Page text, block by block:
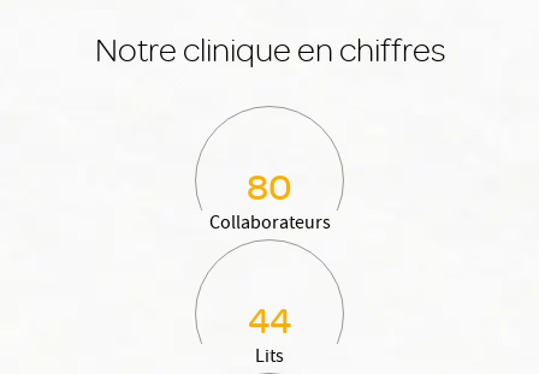
Notre clinique en chiffres
80
Collaborateurs
44
Lits